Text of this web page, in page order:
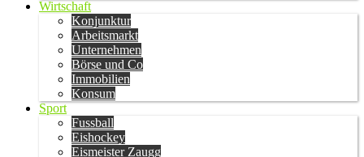
Wirtschaft
Konjunktur
Arbeitsmarkt
Unternehmen
Börse und Co
Immobilien
Konsum
Sport
Fussball
Eishockey
Eismeister Zaugg